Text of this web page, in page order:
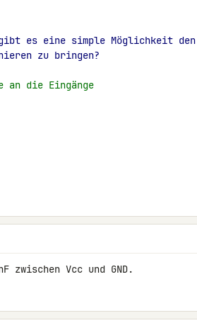
es eine simple Möglichkeit den
zu bringen?
an die Eingänge
zwischen Vcc und GND.